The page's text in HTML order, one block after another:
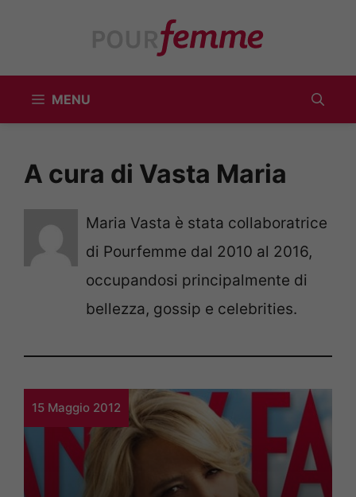
MENU
A cura di Vasta Maria
Maria Vasta è stata collaboratrice
di Pourfemme dal 2010 al 2016,
occupandosi principalmente di
bellezza, gossip e celebrities.
15 Maggio 2012